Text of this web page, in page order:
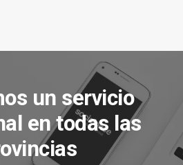
un servicio
en todas las